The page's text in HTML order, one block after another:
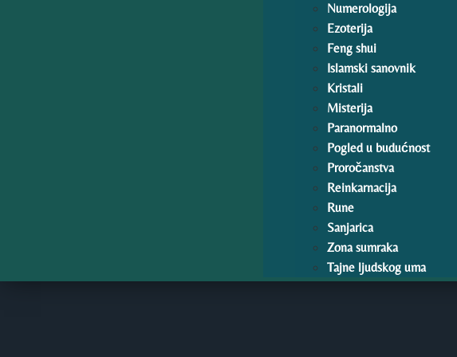
Numerologija
Ezoterija
Feng shui
Islamski sanovnik
Kristali
Misterija
Paranormalno
Pogled u budućnost
Proročanstva
Reinkarnacija
Rune
Sanjarica
Zona sumraka
Tajne ljudskog uma